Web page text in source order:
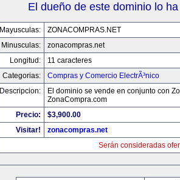
El dueño de este dominio lo
Mayusculas:
ZONACOMPRAS.NET
Minusculas:
zonacompras.net
Longitud:
11 caracteres
Categorias:
Compras y Comercio ElectrÃ³nico
Descripcion:
El dominio se vende en conjunto con
ZonaCompra.com
Precio:
$3,900.00
Visitar!
zonacompras.net
Serán consideradas